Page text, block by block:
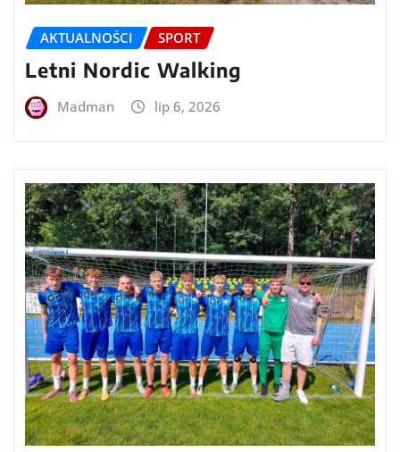
AKTUALNOŚCI SPORT
Letni Nordic Walking
Madman lip 6, 2026